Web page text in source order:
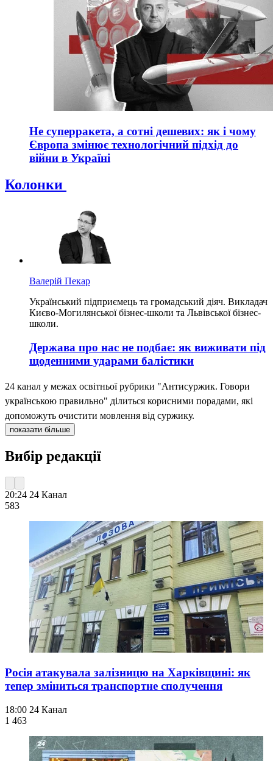
Не суперракета, а сотні дешевих: як і чому
Європа змінює технологічний підхід до
війни в Україні
Колонки
Валерій Пекар
Український підприємець та громадський діяч. Викладач
Києво-Могилянської бізнес-школи та Львівської бізнес-
школи.
Держава про нас не подбає: як виживати під
щоденними ударами балістики
24 канал у межах освітньої рубрики "Антисуржик. Говори
українською правильно" ділиться корисними порадами, які
допоможуть очистити мовлення від суржику.
показати більше
Вибір редакції
20:24 24 Канал
583
Росія атакувала залізницю на Харківщині: як
тепер зміниться транспортне сполучення
18:00 24 Канал
1 463